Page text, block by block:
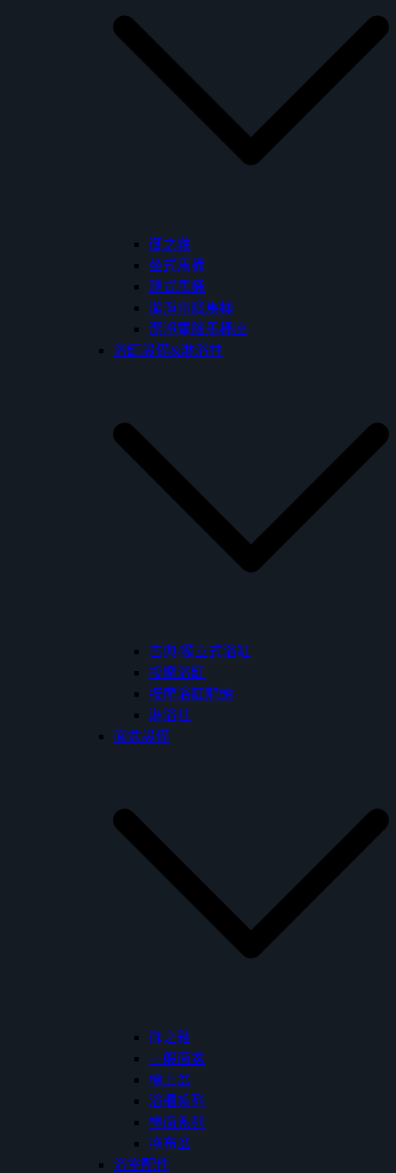
御之釉
坐式馬桶
蹲式馬桶
潔淨電腦馬桶
潔淨電腦馬桶座
浴缸設備&淋浴柱
古典/獨立式浴缸
按摩浴缸
按摩浴缸龍頭
淋浴柱
面盆設備
御之釉
一般面盆
檯上盆
浴櫃系列
檯面系列
拖布盆
浴室配件